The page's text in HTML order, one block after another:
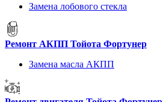
Замена лобового стекла
Ремонт АКПП Тойота Фортунер
Замена масла АКПП